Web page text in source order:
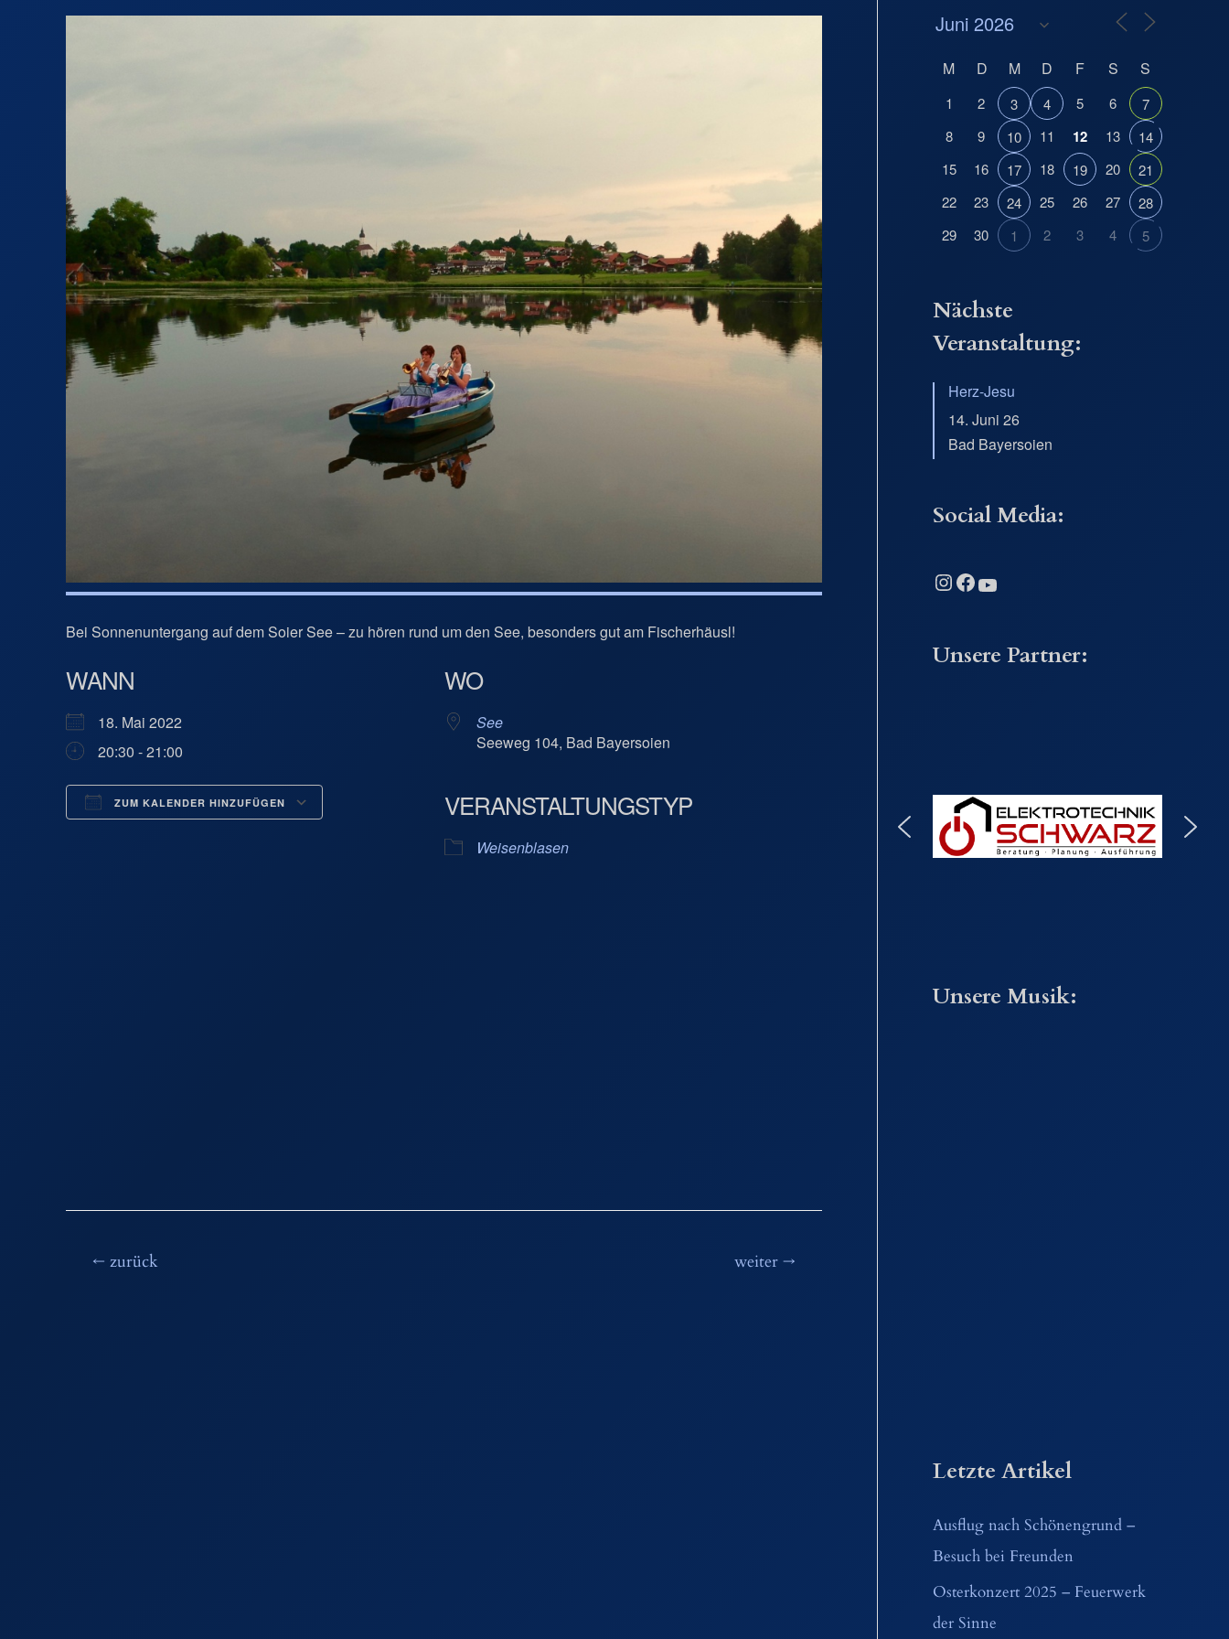
Bei Sonnenuntergang auf dem Soier See – zu hören rund um den See, besonders gut am Fischerhäusl!
WANN
18. Mai 2022
20:30 - 21:00
ZUM KALENDER HINZUFÜGEN
Google Kalender Office 365 Outlook Live
WO
See
Seeweg 104, Bad Bayersoien
VERANSTALTUNGSTYP
Weisenblasen
Beitragsnavigation
← zurück weiter →
M D M D F S S
1 2 3 4 5 6
7
8
9 10 11 12 13
14
15
16 17 18 19 20
21
22
23 24 25 26 27
28
29
30 1 2 3 4 5
Nächste
Veranstaltung:
Herz-Jesu
14. Juni 26
Bad Bayersoien
Social Media:
Instagram Facebook YouTube
Unsere Partner:
Unsere Musik:
Letzte Artikel
Ausflug nach Schönengrund –
Besuch bei Freunden
Osterkonzert 2025 – Feuerwerk
der Sinne